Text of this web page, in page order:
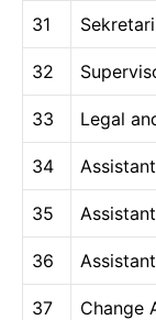
31
32
33 Legal
34
35
36
37 Change